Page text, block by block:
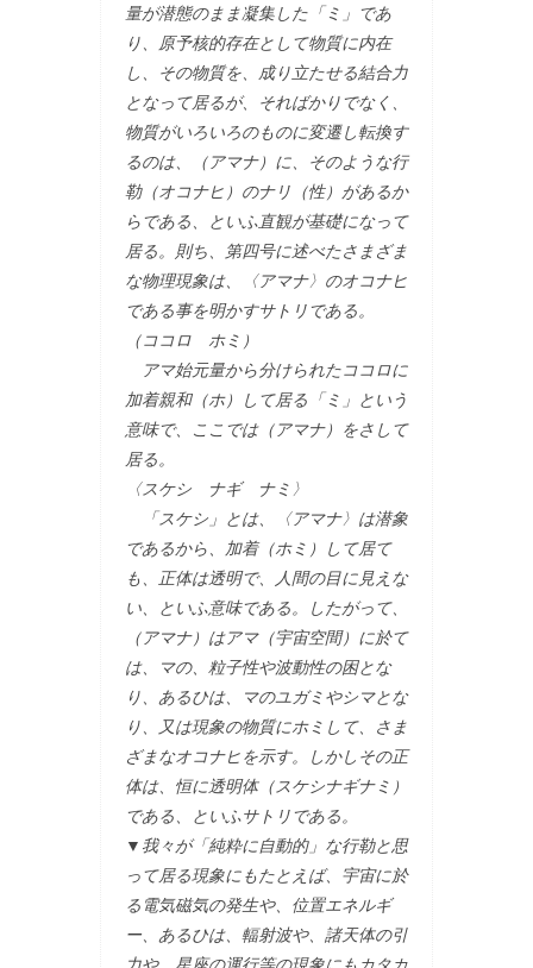
量が潜態のまま凝集した「ミ」であ
り、原予核的存在として物質に内在
し、その物質を、成り立たせる結合力
となって居るが、そればかりでなく、
物質がいろいろのものに変遷し転換す
るのは、（アマナ）に、そのような行
勒（オコナヒ）のナリ（性）があるか
らである、といふ直観が基礎になって
居る。則ち、第四号に述べたさまざま
な物理現象は、〈アマナ〉のオコナヒ
である事を明かすサトリである。
（ココロ ホミ）
アマ始元量から分けられたココロに
加着親和（ホ）して居る「ミ」という
意味で、ここでは（アマナ）をさして
居る。
〈スケシ ナギ ナミ〉
「スケシ」とは、〈アマナ〉は潜象
であるから、加着（ホミ）して居て
も、正体は透明で、人間の目に見えな
い、といふ意味である。したがって、
（アマナ）はアマ（宇宙空間）に於て
は、マの、粒子性や波動性の困とな
り、あるひは、マのユガミやシマとな
り、又は現象の物質にホミして、さま
ざまなオコナヒを示す。しかしその正
体は、恒に透明体（スケシナギナミ）
である、といふサトリである。
▼我々が「純粋に自動的」な行勒と思
って居る現象にもたとえば、宇宙に於
る電気磁気の発生や、位置エネルギ
ー、あるひは、輻射波や、諸天体の引